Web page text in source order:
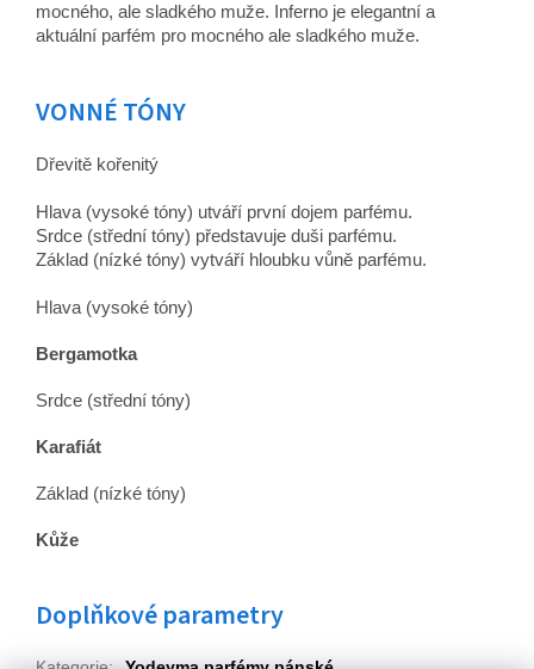
mocného, ale sladkého muže. Inferno je elegantní a
aktuální parfém pro mocného ale sladkého muže.
VONNÉ TÓNY
Dřevitě kořenitý
Hlava (vysoké tóny) utváří první dojem parfému.
Srdce (střední tóny) představuje duši parfému.
Základ (nízké tóny) vytváří hloubku vůně parfému.
Hlava (vysoké tóny)
Bergamotka
Srdce (střední tóny)
Karafiát
Základ (nízké tóny)
Kůže
Doplňkové parametry